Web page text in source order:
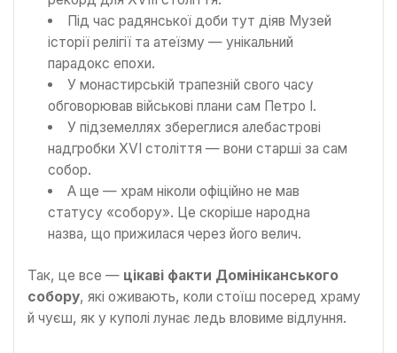
Під час радянської доби тут діяв Музей
історії релігії та атеїзму — унікальний
парадокс епохи.
У монастирській трапезній свого часу
обговорював військові плани сам Петро І.
У підземеллях збереглися алебастрові
надгробки XVI століття — вони старші за сам
собор.
А ще — храм ніколи офіційно не мав
статусу «собору». Це скоріше народна
назва, що прижилася через його велич.
Так, це все — цікаві факти Домініканського
собору, які оживають, коли стоїш посеред храму
й чуєш, як у куполі лунає ледь вловиме відлуння.